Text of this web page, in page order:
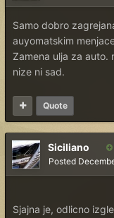
Samo dobro
auyomatskim
Zamena ulja za auto.
nize ni sad.
Quote
Siciliano
Posted
Sjajna je, odlicno